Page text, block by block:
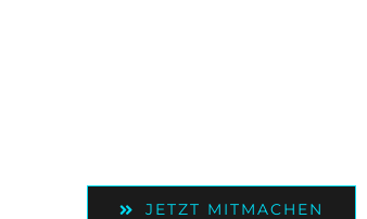
JETZT MITMACHEN